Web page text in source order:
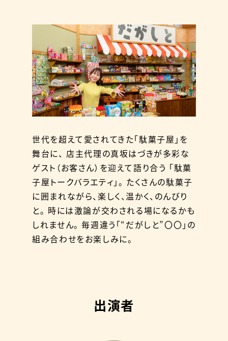
世代を超えて愛されてきた「駄菓子屋」を
舞台に、 店主代理の真坂はづきが多彩な
ゲスト（お客さん）を迎えて語り合う 「駄菓
子屋トークバラエティ」。 たくさんの駄菓子
に囲まれながら、楽しく、温かく、のんびり
と。 時には激論が交わされる場になるかも
しれません。 毎週違う「“だがしと”〇〇」の
組み合わせをお楽しみに。
出演者